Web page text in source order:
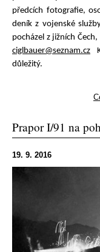
předcích fotografie,
deník z vojenské
pocházel z jižních
ciglbauer@seznam.cz
důležitý.
Prapor I/91 na
19. 9. 2016